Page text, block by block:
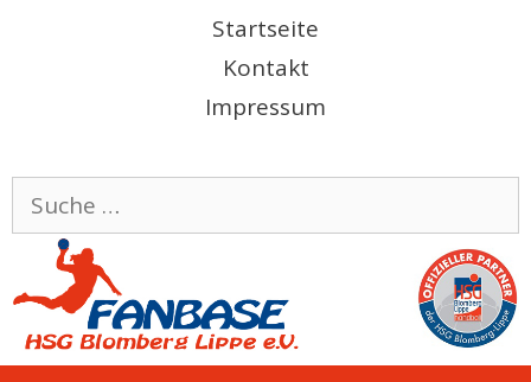
Startseite
Kontakt
Impressum
Suche
nach: